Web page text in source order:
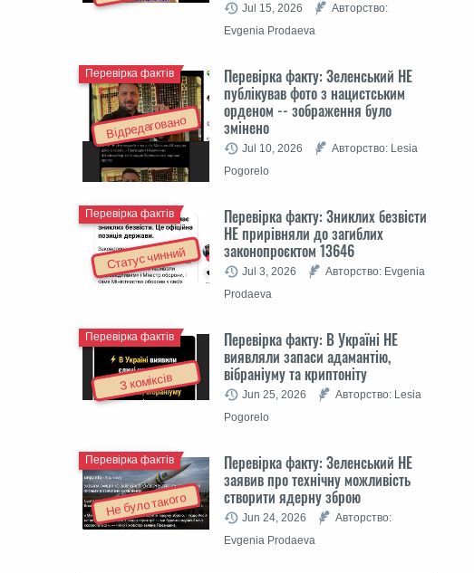
Jul 15, 2026
Авторство:
Evgenia Prodaeva
Відредаговано
Перевірка факту: Зеленський НЕ
публікував фото з нацистським
орденом -- зображення було
змінено
Перевірка фактів
Jul 10, 2026
Авторство: Lesia
Pogorelo
Статус чинний
Перевірка факту: Зниклих безвісти
НЕ прирівняли до загиблих
законопроєктом 13646
Перевірка фактів
Jul 3, 2026
Авторство: Evgenia
Prodaeva
З коміксів
Перевірка факту: В Україні НЕ
виявляли запаси адамантію,
вібраніуму та криптоніту
Перевірка фактів
Jun 25, 2026
Авторство: Lesia
Pogorelo
Не було такого
Перевірка факту: Зеленський НЕ
заявив про технічну можливість
створити ядерну зброю
Перевірка фактів
Jun 24, 2026
Авторство:
Evgenia Prodaeva